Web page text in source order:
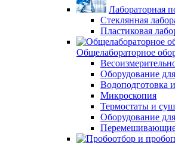
Лабораторная
Стеклянная
Пластиковая
Общелабораторное
Оборудование
Водоподготовка
Микроскопия
Термостаты и
Оборудование
Перемешивающие